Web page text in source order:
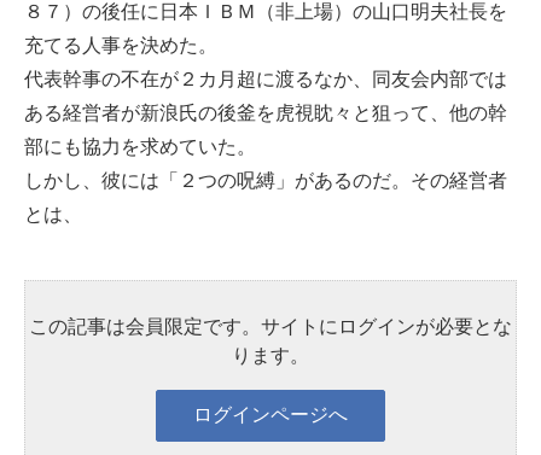
８７）の後任に日本ＩＢＭ（非上場）の山口明夫社長を
充てる人事を決めた。
代表幹事の不在が２カ月超に渡るなか、同友会内部では
ある経営者が新浪氏の後釜を虎視眈々と狙って、他の幹
部にも協力を求めていた。
しかし、彼には「２つの呪縛」があるのだ。その経営者
とは、
この記事は会員限定です。サイトにログインが必要とな
ります。